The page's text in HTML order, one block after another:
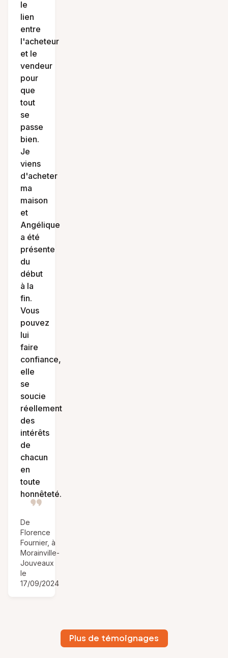
le
lien
entre
l'acheteur
et le
vendeur
pour
que
tout
se
passe
bien.
Je
viens
d'acheter
ma
maison
et
Angélique
a été
présente
du
début
à la
fin.
Vous
pouvez
lui
faire
confiance,
elle
se
soucie
réellement
des
intérêts
de
chacun
en
toute
honnêteté.
De
Florence
Fournier, à
Morainville-
Jouveaux
le
17/09/2024
Plus de témoignages